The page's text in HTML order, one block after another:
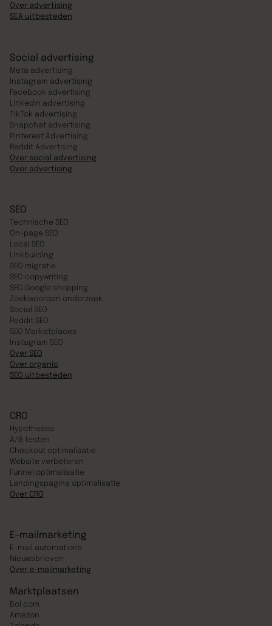
Over advertising
SEA uitbesteden
Social advertising
Meta advertising
Instagram advertising
Facebook advertising
LinkedIn advertising
TikTok advertising
Snapchat advertising
Pinterest Advertising
Reddit Advertising
Over social advertising
Over advertising
SEO
Technische SEO
On-page SEO
Local SEO
Linkbuilding
SEO migratie
SEO copywriting
SEO Google shopping
Zoekwoorden onderzoek
Social SEO
Reddit SEO
SEO Marketplaces
Instagram SEO
Over SEO
Over organic
SEO uitbesteden
CRO
Hypotheses
A/B testen
Checkout optimalisatie
Website verbeteren
Funnel optimalisatie
Landingspagina optimalisatie
Over CRO
E-mailmarketing
E-mail automations
Nieuwsbrieven
Over e-mailmarketing
Marktplaatsen
Bol.com
Amazon